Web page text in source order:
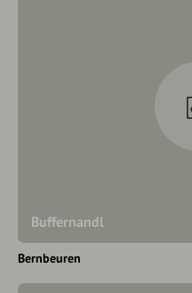
Buffernandl
Bernbeuren